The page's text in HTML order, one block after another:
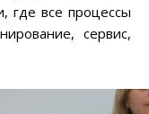
где все процессы
сервис,